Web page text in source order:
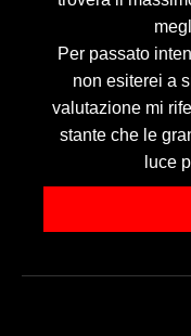
Per passato
non esiterei a
valutazione mi
stante che le
luce